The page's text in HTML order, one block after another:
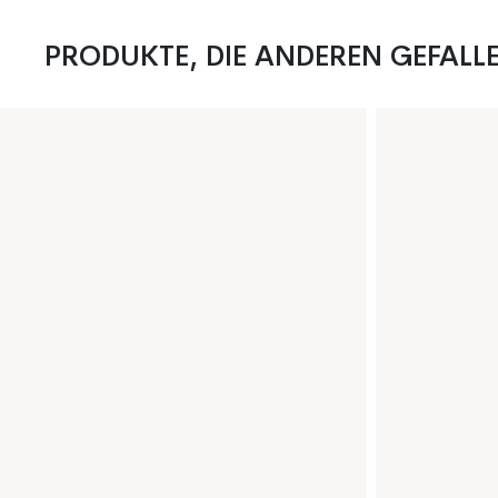
PRODUKTE, DIE ANDEREN